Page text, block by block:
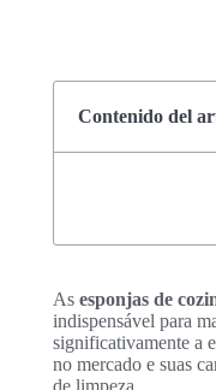
Contenido del
As esponjas de
indispensável para
significativamente a
no mercado e suas